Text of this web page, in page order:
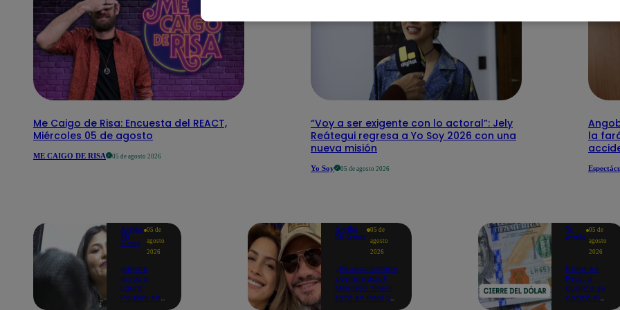
Me Caigo de Risa: Encuesta del REACT,
Miércoles 05 de agosto
ME CAIGO DE RISA 05 de agosto 2026
“Voy a ser exigente con lo actoral”: Jely
Reátegui regresa a Yo Soy 2026 con una
nueva misión
Yo Soy 05 de agosto 2026
la
Arriba
Mi
Gente
05 de
agosto
2026
¡Madre
imita a
Laura
Pausini en
Arriba
Mi Gente
05 de
agosto
2026
¿Reconciliación
confirmada?
Marcelo Tinelli
está en Perú y
Te
ayudo
05 de
agosto
2026
Dólar en
Perú: a
cuánto se
cotizó el